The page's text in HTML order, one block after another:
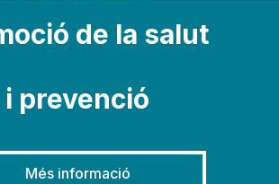
de la salut
i prevenció
Més informació